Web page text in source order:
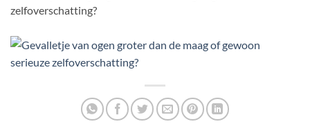
zelfoverschatting?